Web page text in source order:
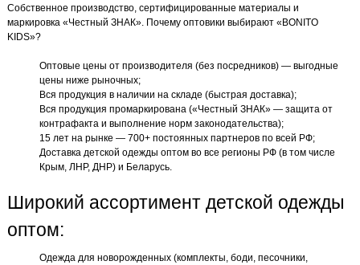
Собственное производство, сертифицированные материалы и
маркировка «Честный ЗНАК». Почему оптовики выбирают «BONITO
KIDS»?
Оптовые цены от производителя (без посредников) — выгодные
цены ниже рыночных;
Вся продукция в наличии на складе (быстрая доставка);
Вся продукция промаркирована («Честный ЗНАК» — защита от
контрафакта и выполнение норм законодательства);
15 лет на рынке — 700+ постоянных партнеров по всей РФ;
Доставка детской одежды оптом во все регионы РФ (в том числе
Крым, ЛНР, ДНР) и Беларусь.
Широкий ассортимент детской одежды
оптом:
Одежда для новорожденных (комплекты, боди, песочники,